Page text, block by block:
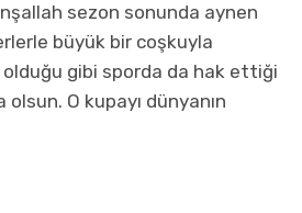
sezon sonunda aynen
büyük bir coşkuyla
olduğu gibi sporda da hak ettiği
O kupayı dünyanın